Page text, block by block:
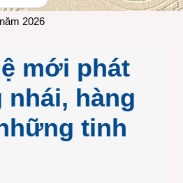
2026
mới phát
nhái, hàng
tinh